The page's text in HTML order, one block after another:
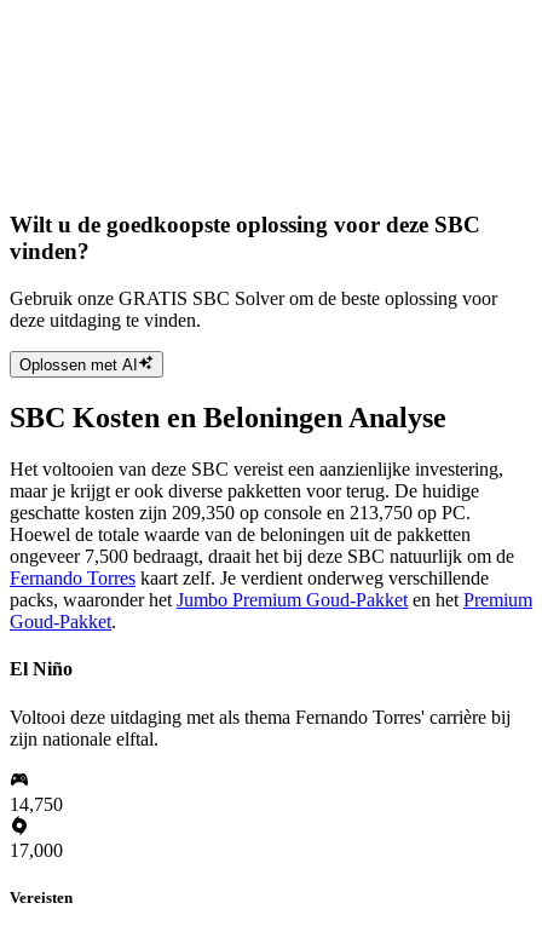
Wilt u de goedkoopste oplossing voor deze SBC
vinden?
Gebruik onze GRATIS SBC Solver om de beste oplossing voor
deze uitdaging te vinden.
Oplossen met AI
SBC Kosten en Beloningen Analyse
Het voltooien van deze SBC vereist een aanzienlijke investering,
maar je krijgt er ook diverse pakketten voor terug. De huidige
geschatte kosten zijn 209,350 op console en 213,750 op PC.
Hoewel de totale waarde van de beloningen uit de pakketten
ongeveer 7,500 bedraagt, draait het bij deze SBC natuurlijk om de
Fernando Torres kaart zelf. Je verdient onderweg verschillende
packs, waaronder het Jumbo Premium Goud-Pakket en het Premium
Goud-Pakket.
El Niño
Voltooi deze uitdaging met als thema Fernando Torres' carrière bij
zijn nationale elftal.
14,750
17,000
Vereisten